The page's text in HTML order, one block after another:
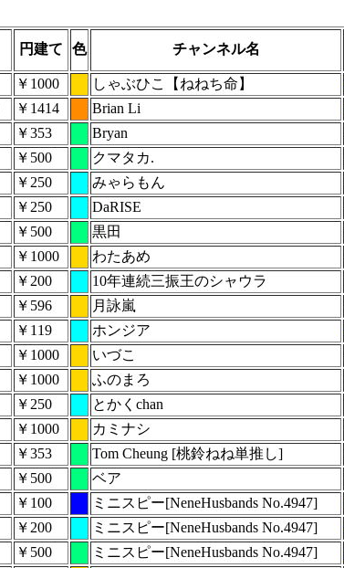
円建て 色 チャンネル名
￥1000 しゃぶひこ【ねねち命】
￥1414 Brian Li
￥353 Bryan
￥500 クマタカ.
￥250 みゃらもん
￥250 DaRISE
￥500 黒田
￥1000 わたあめ
￥200 10年連続三振王のシャウラ
￥596 月詠嵐
￥119 ホンジア
￥1000 いづこ
￥1000 ふのまろ
￥250 とかくchan
￥1000 カミナシ
￥353 Tom Cheung [桃鈴ねね単推し]
￥500 ベア
￥100 ミニスピー[NeneHusbands No.4947]
￥200 ミニスピー[NeneHusbands No.4947]
￥500 ミニスピー[NeneHusbands No.4947]